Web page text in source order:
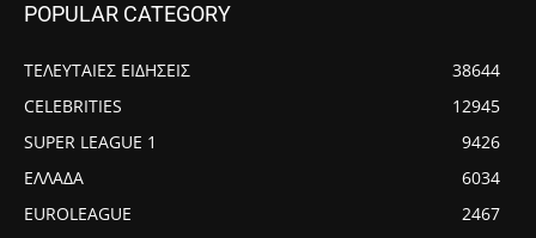
POPULAR CATEGORY
ΤΕΛΕΥΤΑΙΕΣ ΕΙΔΗΣΕΙΣ
38644
CELEBRITIES
12945
SUPER LEAGUE 1
9426
ΕΛΛΑΔΑ
6034
EUROLEAGUE
2467